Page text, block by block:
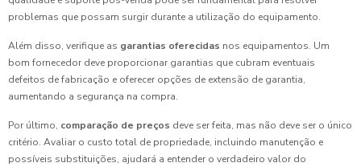
problemas que possam surgir durante a utilização do equipamento.
Além disso, verifique as garantias oferecidas nos equipamentos. Um
bom fornecedor deve proporcionar garantias que cubram eventuais
defeitos de fabricação e oferecer opções de extensão de garantia,
aumentando a segurança na compra.
Por último, comparação de preços deve ser feita, mas não deve ser o único
critério. Avaliar o custo total de propriedade, incluindo manutenção e
possíveis substituições, ajudará a entender o verdadeiro valor do